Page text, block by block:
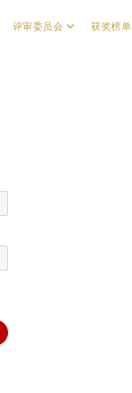
评审委员会 获奖榜单